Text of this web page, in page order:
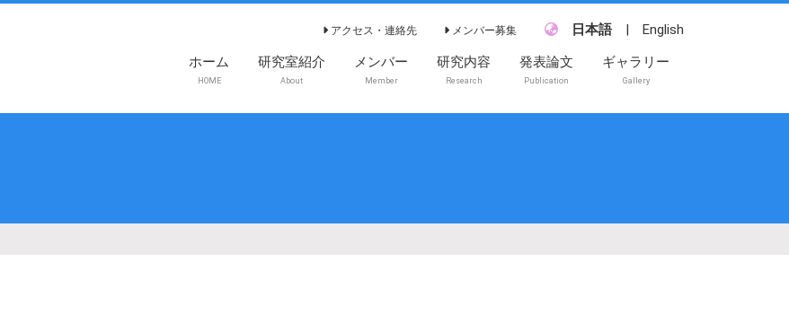
アクセス・連絡先 メンバー募集 日本語 |
English
ホーム
HOME
研究室紹介
About
メンバー
Member
研究内容
Research
発表論文
Publication
ギャラリー
Gallery